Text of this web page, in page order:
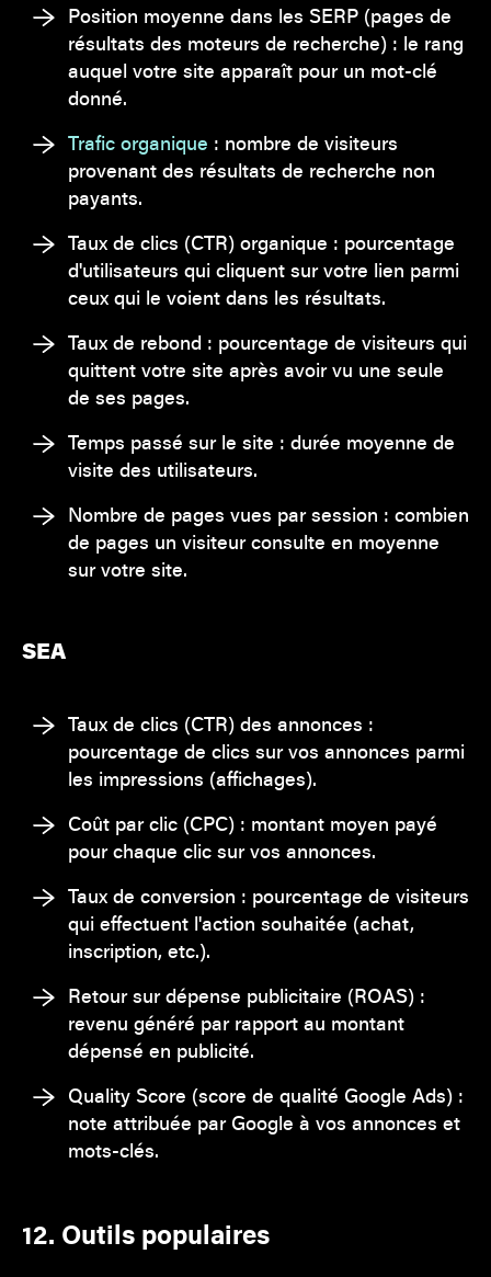
Position moyenne dans les SERP (pages de
résultats des moteurs de recherche) : le rang
auquel votre site apparaît pour un mot-clé
donné.
Trafic organique : nombre de visiteurs
provenant des résultats de recherche non
payants.
Taux de clics (CTR) organique : pourcentage
d'utilisateurs qui cliquent sur votre lien parmi
ceux qui le voient dans les résultats.
Taux de rebond : pourcentage de visiteurs qui
quittent votre site après avoir vu une seule
de ses pages.
Temps passé sur le site : durée moyenne de
visite des utilisateurs.
Nombre de pages vues par session : combien
de pages un visiteur consulte en moyenne
sur votre site.
SEA
Taux de clics (CTR) des annonces :
pourcentage de clics sur vos annonces parmi
les impressions (affichages).
Coût par clic (CPC) : montant moyen payé
pour chaque clic sur vos annonces.
Taux de conversion : pourcentage de visiteurs
qui effectuent l'action souhaitée (achat,
inscription, etc.).
Retour sur dépense publicitaire (ROAS) :
revenu généré par rapport au montant
dépensé en publicité.
Quality Score (score de qualité Google Ads) :
note attribuée par Google à vos annonces et
mots-clés.
12. Outils populaires